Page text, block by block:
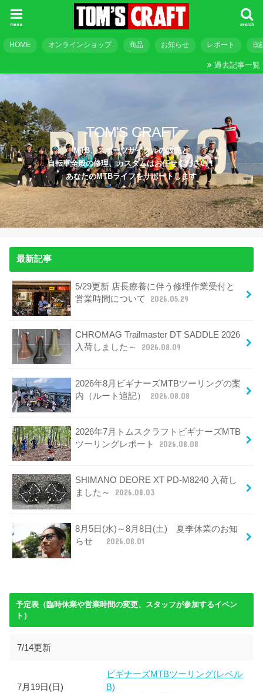
search
menu
HOME オンラインショップ 商品 お知らせ レポート 日
過去記事一覧
TOM'S CRAFT
MTB、スポーツサイクルの販売と
自転車全般の修理、カスタムはお任せください！
あなたのMTBライフをサポートします
最新記事
5/29更新 店長療養に伴う修理作業受付と
営業時間について
2026.05.29
CHROMAG Trailmaster DT SADDLE 2026
入荷しました～
2026.08.09
2026年8月ビギナーズMTBツーリングの案
内（ルート追記）
2026.08.08
2026年7月トムスクラフトビギナーズMTB
ツーリングレポート
2026.08.08
SHIMANO DEORE XT PD-M8240 入荷し
ました～
2026.08.03
8月5日(水)～8月8日(土) 夏季休業のお知
らせ
2026.08.01
予定表（臨時休業や営業時間の変更、スタッフが参加するイベン
ト）
7/14更新
7月19日(日)
ビギナーズMTBツーリング(レベル
B)